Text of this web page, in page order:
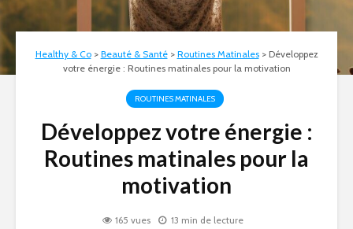
Healthy & Co> Beauté & Santé> Routines Matinales> Développez
votre énergie : Routines matinales pour la motivation
ROUTINES MATINALES
Développez votre énergie :
Routines matinales pour la
motivation
165 vues 13 min de lecture